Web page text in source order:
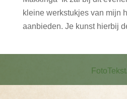
kleine werkstukjes van mijn
aanbieden. Je kunst hierbij